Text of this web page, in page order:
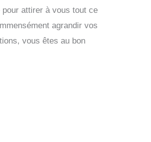
attirer à vous tout ce
agrandir vos
vous êtes au bon